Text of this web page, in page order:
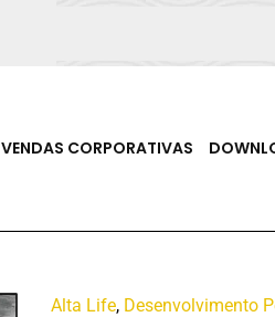
VENDAS CORPORATIVAS
Alta Life, Desenvolvimento